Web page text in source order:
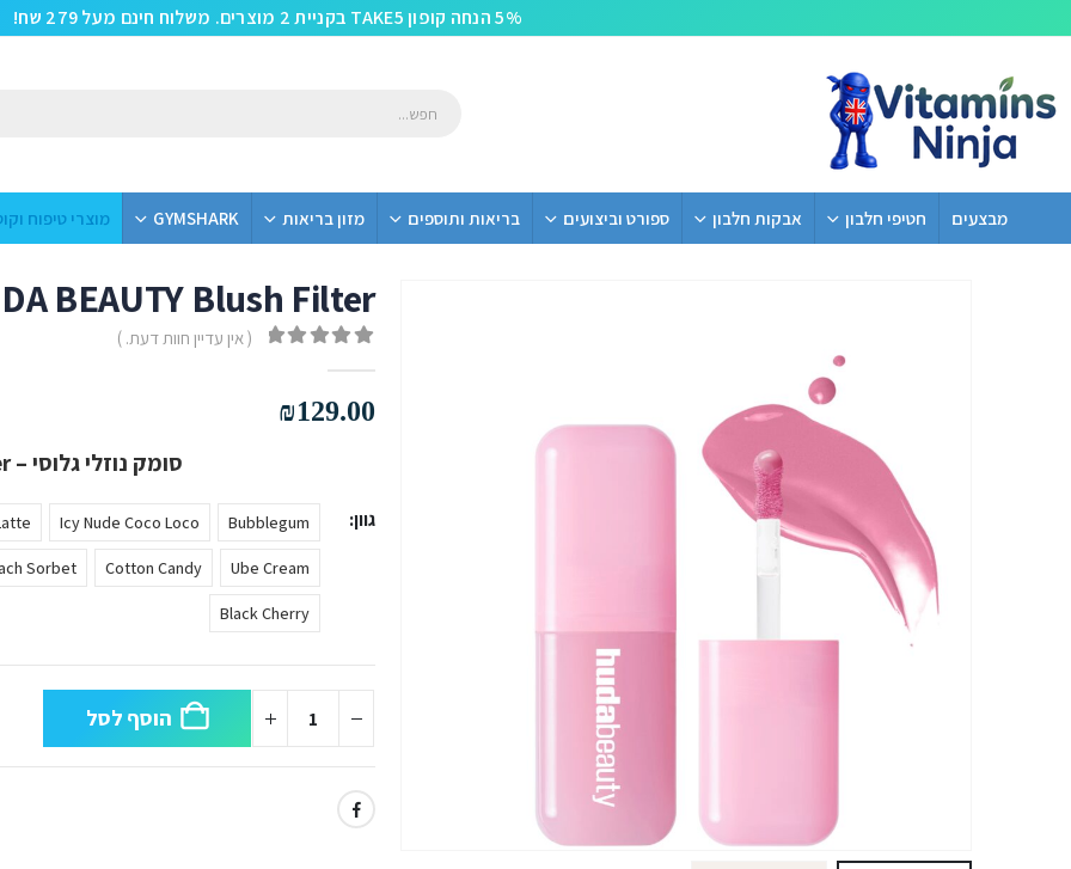
5% הנחה קופון TAKE5 בקניית 2 מוצרים. משלוח חינם מעל 279 שח!
מבצעים חטיפי חלבון אבקות חלבון ספורט וביצועים בריאות ותוספים מזון בריאות GYMSHARK מוצרי טיפוח
BEAUTY Blush Filter
( אין עדיין חוות דעת. )
₪129.00
סומק נוזלי גלוסי – Huda Beauty Blush Filter
גוון Bubblegum
Icy Nude Coco Loco
Ube Cream
Cotton Candy
Sorbet
Black Cherry
הוסף לסל